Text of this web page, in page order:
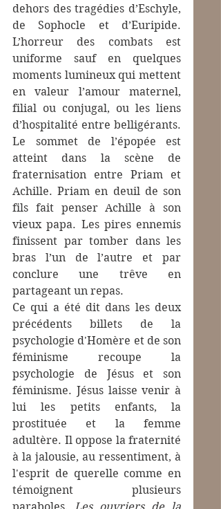
dehors des tragédies d’Eschyle,
de Sophocle et d’Euripide.
L’horreur des combats est
uniforme sauf en quelques
moments lumineux qui mettent
en valeur l’amour maternel,
filial ou conjugal, ou les liens
d’hospitalité entre belligérants.
Le sommet de l’épopée est
atteint dans la scène de
fraternisation entre Priam et
Achille. Priam en deuil de son
fils fait penser Achille à son
vieux papa. Les pires ennemis
finissent par tomber dans les
bras l’un de l’autre et par
conclure une trêve en
partageant un repas.
Ce qui a été dit dans les deux
précédents billets de la
psychologie d'Homère et de son
féminisme recoupe la
psychologie de Jésus et son
féminisme. Jésus laisse venir à
lui les petits enfants, la
prostituée et la femme
adultère. Il oppose la fraternité
à la jalousie, au ressentiment, à
l'esprit de querelle comme en
témoignent plusieurs